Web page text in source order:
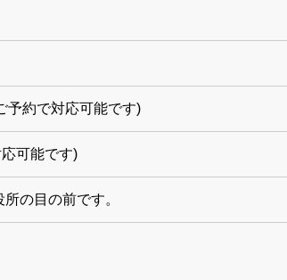
予約で対応可能です)
可能です)
の目の前です。